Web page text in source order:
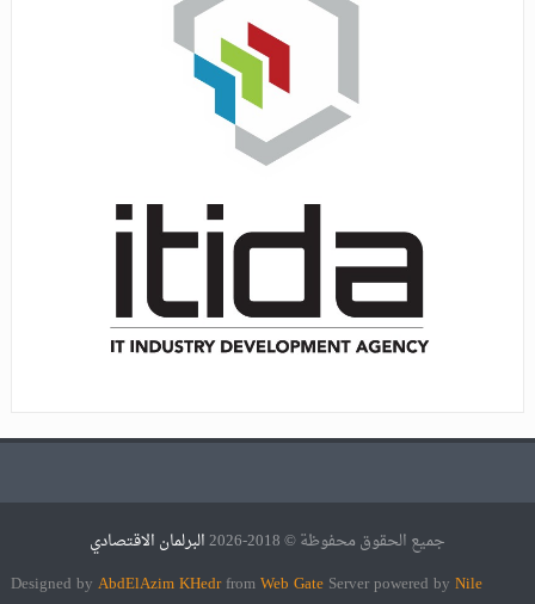
جميع الحقوق محفوظة © 2018-2026
البرلمان الاقتصادي
Designed by AbdElAzim KHedrfromWeb Gate Server powered by Nile